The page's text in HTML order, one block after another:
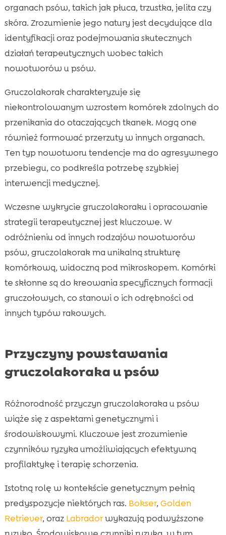
organach psów, takich jak płuca, trzustka, jelita czy
skóra. Zrozumienie jego natury jest decydujące dla
identyfikacji oraz podejmowania skutecznych
działań terapeutycznych wobec takich
nowotworów u psów.
Gruczolakorak charakteryzuje się
niekontrolowanym wzrostem komórek zdolnych do
przenikania do otaczających tkanek. Mogą one
również formować przerzuty w innych organach.
Ten typ nowotworu tendencje ma do agresywnego
przebiegu, co podkreśla potrzebę szybkiej
interwencji medycznej.
Wczesne wykrycie gruczolakoraku i opracowanie
strategii terapeutycznej jest kluczowe. W
odróżnieniu od innych rodzajów nowotworów
psów, gruczolakorak ma unikalną strukturę
komórkową, widoczną pod mikroskopem. Komórki
te skłonne są do kreowania specyficznych formacji
gruczołowych, co stanowi o ich odrębności od
innych typów rakowych.
Przyczyny powstawania
gruczolakoraka u psów
Różnorodność przyczyn gruczolakoraka u psów
wiąże się z aspektami genetycznymi i
środowiskowymi. Kluczowe jest zrozumienie
czynników ryzyka umożliwiających efektywną
profilaktykę i terapię schorzenia.
Istotną rolę w kontekście genetycznym pełnią
predyspozycje niektórych ras. Bokser, Golden
Retriever, oraz Labradorwykazują podwyższone